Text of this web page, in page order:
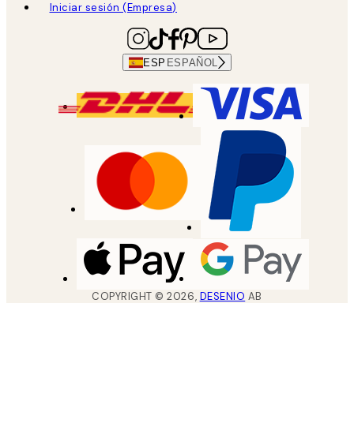
Iniciar sesión (Empresa)
ESP ESPAÑOL
COPYRIGHT ©2026, DESENIO AB